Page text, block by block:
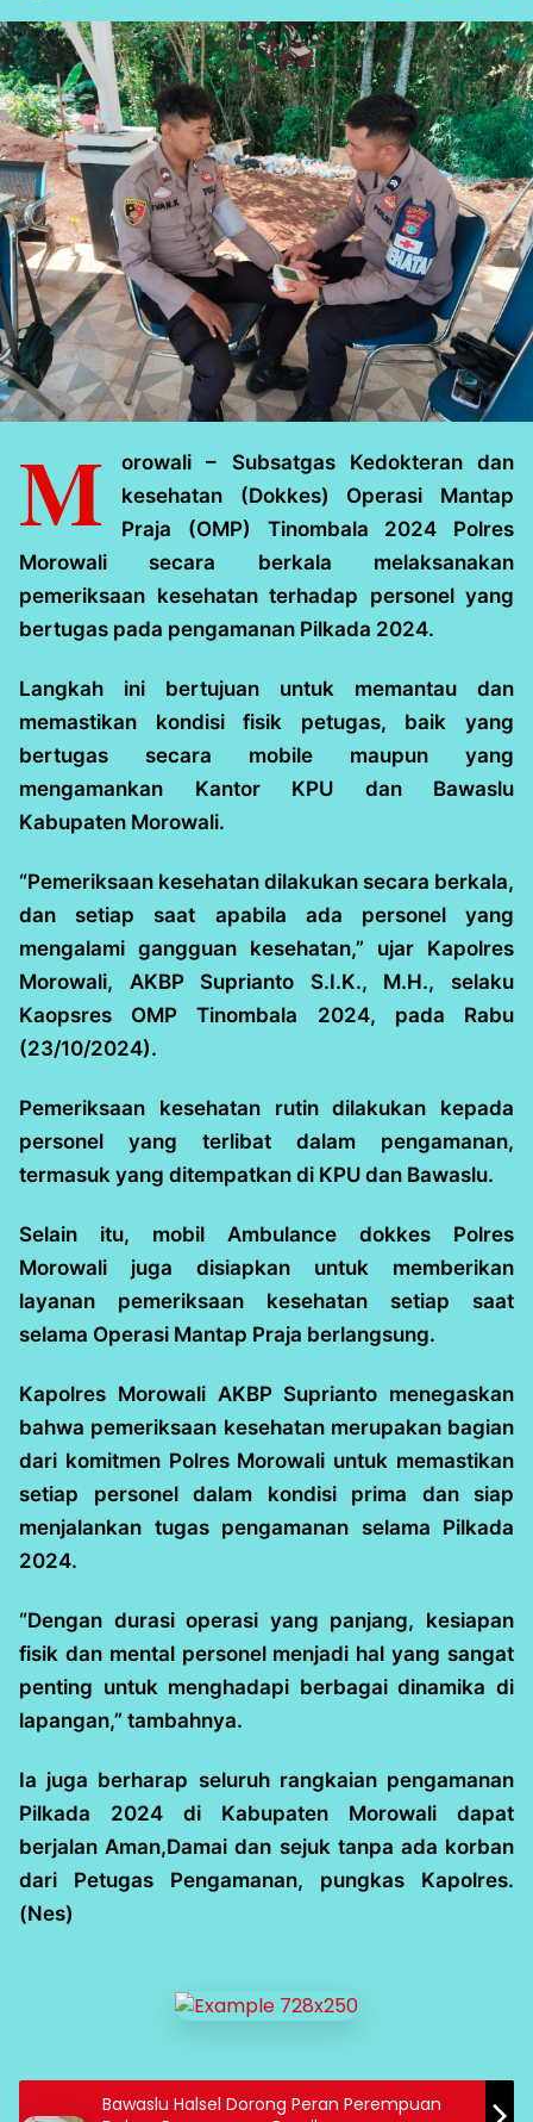
M
orowali – Subsatgas Kedokteran dan
kesehatan (Dokkes) Operasi Mantap
Praja (OMP) Tinombala 2024 Polres
Morowali secara berkala melaksanakan
pemeriksaan kesehatan terhadap personel yang
bertugas pada pengamanan Pilkada 2024.
Langkah ini bertujuan untuk memantau dan
memastikan kondisi fisik petugas, baik yang
bertugas secara mobile maupun yang
mengamankan Kantor KPU dan Bawaslu
Kabupaten Morowali.
“Pemeriksaan kesehatan dilakukan secara berkala,
dan setiap saat apabila ada personel yang
mengalami gangguan kesehatan,” ujar Kapolres
Morowali, AKBP Suprianto S.I.K., M.H., selaku
Kaopsres OMP Tinombala 2024, pada Rabu
(23/10/2024).
Pemeriksaan kesehatan rutin dilakukan kepada
personel yang terlibat dalam pengamanan,
termasuk yang ditempatkan di KPU dan Bawaslu.
Selain itu, mobil Ambulance dokkes Polres
Morowali juga disiapkan untuk memberikan
layanan pemeriksaan kesehatan setiap saat
selama Operasi Mantap Praja berlangsung.
Kapolres Morowali AKBP Suprianto menegaskan
bahwa pemeriksaan kesehatan merupakan bagian
dari komitmen Polres Morowali untuk memastikan
setiap personel dalam kondisi prima dan siap
menjalankan tugas pengamanan selama Pilkada
2024.
“Dengan durasi operasi yang panjang, kesiapan
fisik dan mental personel menjadi hal yang sangat
penting untuk menghadapi berbagai dinamika di
lapangan,” tambahnya.
Ia juga berharap seluruh rangkaian pengamanan
Pilkada 2024 di Kabupaten Morowali dapat
berjalan Aman,Damai dan sejuk tanpa ada korban
dari Petugas Pengamanan, pungkas Kapolres.
(Nes)
Bawaslu Halsel Dorong Peran Perempuan